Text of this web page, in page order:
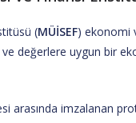
(MÜİSEF) ekonomi
değerlere uygun bir
arasında imzalanan